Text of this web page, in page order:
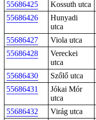
55686425
Kossuth utca
55686426
Hunyadi
utca
55686427 Viola utca
55686428
Vereckei
utca
55686430 Szőlő utca
55686431
Jókai Mór
utca
55686432 Virág utca